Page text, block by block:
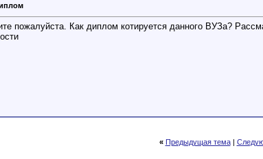
пожалуйста. Как диплом котируется данного ВУЗа?
« Предыдущая тема|